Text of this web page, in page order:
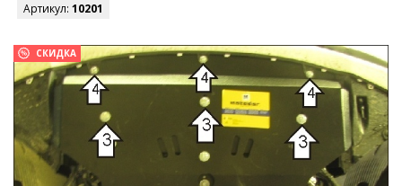
Артикул: 10201
СКИДКА